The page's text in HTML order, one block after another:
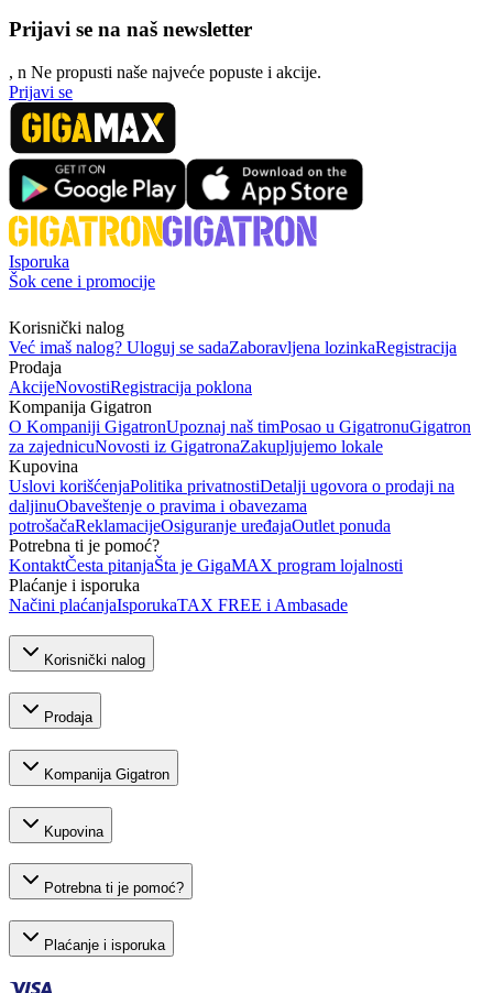
Prijavi se na naš newsletter
, n Ne propusti naše najveće popuste i akcije.
Prijavi se
Isporuka
Šok cene i promocije
Korisnički nalog
Već imaš nalog? Uloguj se sadaZaboravljena lozinkaRegistracija
Prodaja
AkcijeNovostiRegistracija poklona
Kompanija Gigatron
O Kompaniji GigatronUpoznaj naš timPosao u GigatronuGigatron
za zajednicuNovosti iz GigatronaZakupljujemo lokale
Kupovina
Uslovi korišćenjaPolitika privatnostiDetalji ugovora o prodaji na
daljinuObaveštenje o pravima i obavezama
potrošačaReklamacijeOsiguranje uređajaOutlet ponuda
Potrebna ti je pomoć?
KontaktČesta pitanjaŠta je GigaMAX program lojalnosti
Plaćanje i isporuka
Načini plaćanjaIsporukaTAX FREE i Ambasade
Korisnički nalog
Prodaja
Kompanija Gigatron
Kupovina
Potrebna ti je pomoć?
Plaćanje i isporuka